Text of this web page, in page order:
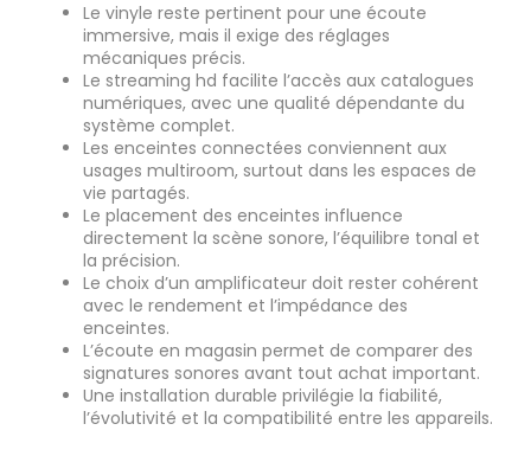
Le vinyle reste pertinent pour une écoute
immersive, mais il exige des réglages
mécaniques précis.
Le streaming hd facilite l’accès aux catalogues
numériques, avec une qualité dépendante du
système complet.
Les enceintes connectées conviennent aux
usages multiroom, surtout dans les espaces de
vie partagés.
Le placement des enceintes influence
directement la scène sonore, l’équilibre tonal et
la précision.
Le choix d’un amplificateur doit rester cohérent
avec le rendement et l’impédance des
enceintes.
L’écoute en magasin permet de comparer des
signatures sonores avant tout achat important.
Une installation durable privilégie la fiabilité,
l’évolutivité et la compatibilité entre les appareils.